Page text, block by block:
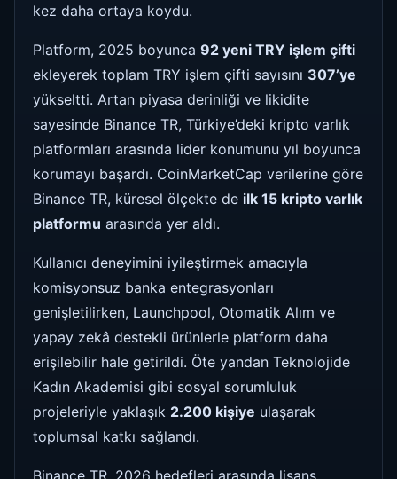
kez daha ortaya koydu.
Platform, 2025 boyunca 92 yeni TRY işlem çifti
ekleyerek toplam TRY işlem çifti sayısını 307’ye
yükseltti. Artan piyasa derinliği ve likidite
sayesinde Binance TR, Türkiye’deki kripto varlık
platformları arasında lider konumunu yıl boyunca
korumayı başardı. CoinMarketCap verilerine göre
Binance TR, küresel ölçekte de ilk 15 kripto varlık
platformu arasında yer aldı.
Kullanıcı deneyimini iyileştirmek amacıyla
komisyonsuz banka entegrasyonları
genişletilirken, Launchpool, Otomatik Alım ve
yapay zekâ destekli ürünlerle platform daha
erişilebilir hale getirildi. Öte yandan Teknolojide
Kadın Akademisi gibi sosyal sorumluluk
projeleriyle yaklaşık 2.200 kişiye ulaşarak
toplumsal katkı sağlandı.
Binance TR, 2026 hedefleri arasında lisans